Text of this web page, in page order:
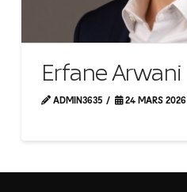
Erfane Arwani
ADMIN3635 24 MARS 2026